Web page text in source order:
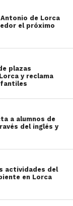
de Lorca
el próximo
plazas
y reclama
a alumnos de
del inglés y
actividades del
en Lorca